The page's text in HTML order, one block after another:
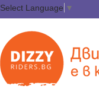
Select Language ▼